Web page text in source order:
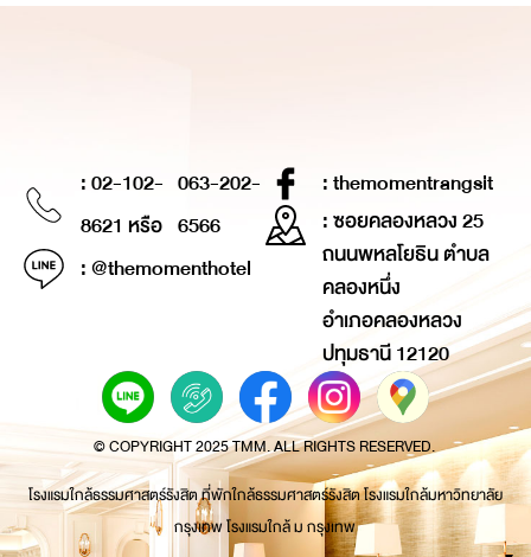
: 02-102-
8621 หรือ
063-202-
6566
: @themomenthotel
: themomentrangsit
: ซอยคลองหลวง 25
ถนนพหลโยธิน ตำบล
คลองหนึ่ง
อำเภอคลองหลวง
ปทุมธานี 12120
© COPYRIGHT 2025 TMM. ALL RIGHTS RESERVED.
โรงแรมใกล้ธรรมศาสตร์รังสิต ที่พักใกล้ธรรมศาสตร์รังสิต โรงแรมใกล้มหาวิทยาลัย
กรุงเทพ โรงแรมใกล้ ม กรุงเทพ